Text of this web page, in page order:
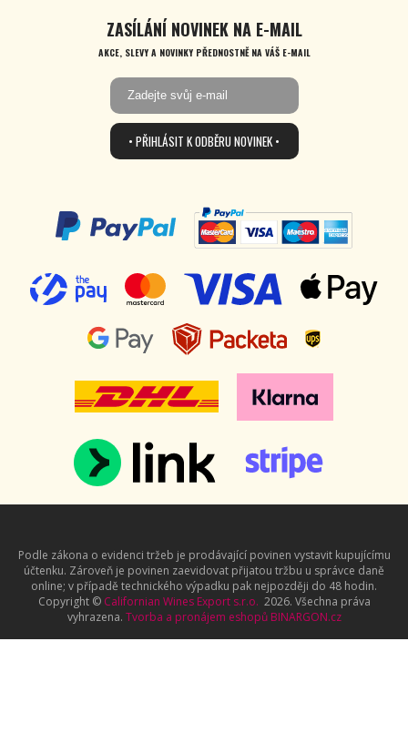
ZASÍLÁNÍ NOVINEK NA E-MAIL
AKCE, SLEVY A NOVINKY PŘEDNOSTNĚ NA VÁŠ E-MAIL
• PŘIHLÁSIT K ODBĚRU NOVINEK •
Podle zákona o evidenci tržeb je prodávající povinen vystavit kupujícímu
účtenku. Zároveň je povinen zaevidovat přijatou tržbu u správce daně
online; v případě technického výpadku pak nejpozději do 48 hodin.
Copyright © Californian Wines Export s.r.o. 2026. Všechna práva
vyhrazena. Tvorba a pronájem eshopů BINARGON.cz